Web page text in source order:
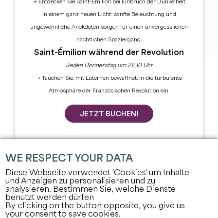
Profi-Bereich
Presse-Bereich
Jobs & Praktika
Rechtliche Informationen
Datenschutz
→ Entdecken Sie Saint-Émilion bei Einbruch der Dunkelheit
in einem ganz neuen Licht: sanfte Beleuchtung und
ungewöhnliche Anekdoten sorgen für einen unvergesslichen
nächtlichen Spaziergang.
Saint-Émilion während der Revolution
Jeden Donnerstag um 21:30 Uhr
→ Tauchen Sie, mit Laternen bewaffnet, in die turbulente
Atmosphäre der Französischen Revolution ein.
JETZT BUCHEN!
WE RESPECT YOUR DATA
Diese Webseite verwendet 'Cookies' um Inhalte
und Anzeigen zu personalisieren und zu
analysieren. Bestimmen Sie, welche Dienste
benutzt werden dürfen
By clicking on the button opposite, you give us
your consent to save cookies.